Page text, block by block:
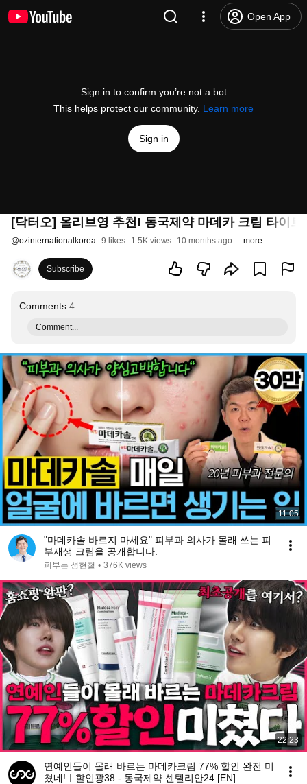
Open App
Sign in to confirm you’re not a bot
This helps protect our community. Learn more
Sign in
[닥터오] 올리브영 추천! 동국제약 마데카 크림 타이트
@ozinternationalkorea 9 likes 1.5K views 10 months ago more
Subscribe
Comments 4
Comment...
11:05
"마데카솔 바르지 마세요" 피부과 의사가 몰래 쓰는 피
부재생 크림을 공개합니다.
피부는 성현철 • 376K views
22:23
연예인들이 몰래 바르는 마데카크림 77% 할인 완전 미
쳤네!ㅣ할인광38 - 동국제약 센텔리안24 [EN]